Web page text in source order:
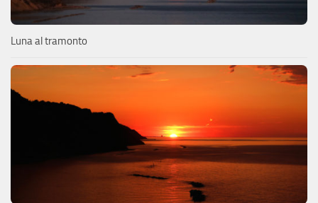
Luna al tramonto